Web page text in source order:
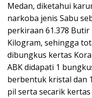
Medan, diketahui
narkoba jenis Sabu
perkiraan 61.378
Kilogram, sehingga
dibungkus kertas
ABK didapati 1
berbentuk kristal dan
pil serta secarik